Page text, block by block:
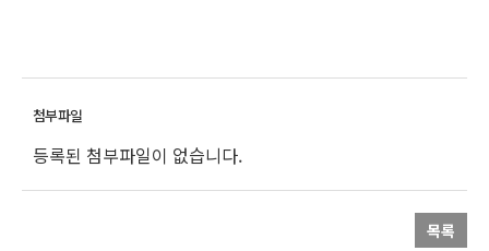
등록된 첨부파일이 없습니다.
목록